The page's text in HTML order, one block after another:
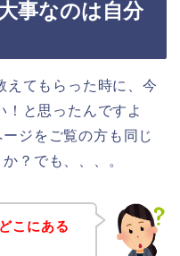
事なのは自分
えてもらった時に、今
と思ったんですよ
ジをご覧の方も同じ
？でも、、、。
こにある